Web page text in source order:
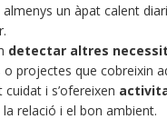
un àpat calent
detectar altres
projectes que cobreixin
i s’ofereixen
relació i el bon ambient.